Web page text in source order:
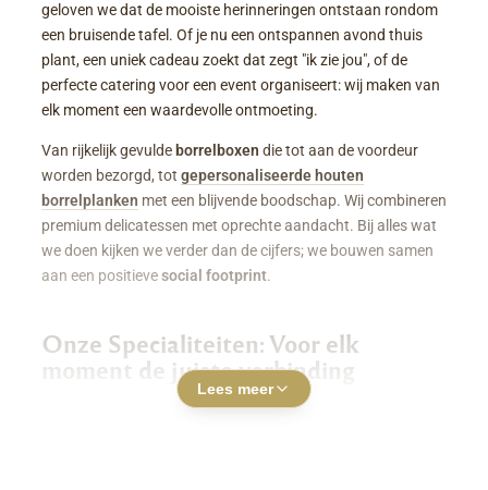
geloven we dat de mooiste herinneringen ontstaan rondom
een bruisende tafel. Of je nu een ontspannen avond thuis
plant, een uniek cadeau zoekt dat zegt "ik zie jou", of de
perfecte catering voor een event organiseert: wij maken van
elk moment een waardevolle ontmoeting.
Van rijkelijk gevuldeborrelboxen die tot aan de voordeur
worden bezorgd, tot gepersonaliseerde houten
borrelplanken met een blijvende boodschap. Wij combineren
premium delicatessen met oprechte aandacht. Bij alles wat
we doen kijken we verder dan de cijfers; we bouwen samen
aan een positievesocial footprint.
Onze Specialiteiten: Voor elk
moment de juiste verbinding
Luxe Borrelboxen & Borrelpakketten
Lees meer